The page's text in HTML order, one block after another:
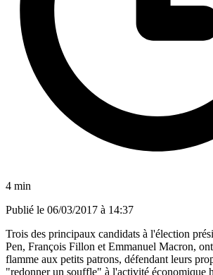
4 min
Publié le 06/03/2017 à 14:37
Trois des principaux candidats à l'élection
Pen, François Fillon et Emmanuel Macron,
flamme aux petits patrons, défendant leurs
"redonner un souffle" à l'activité économique